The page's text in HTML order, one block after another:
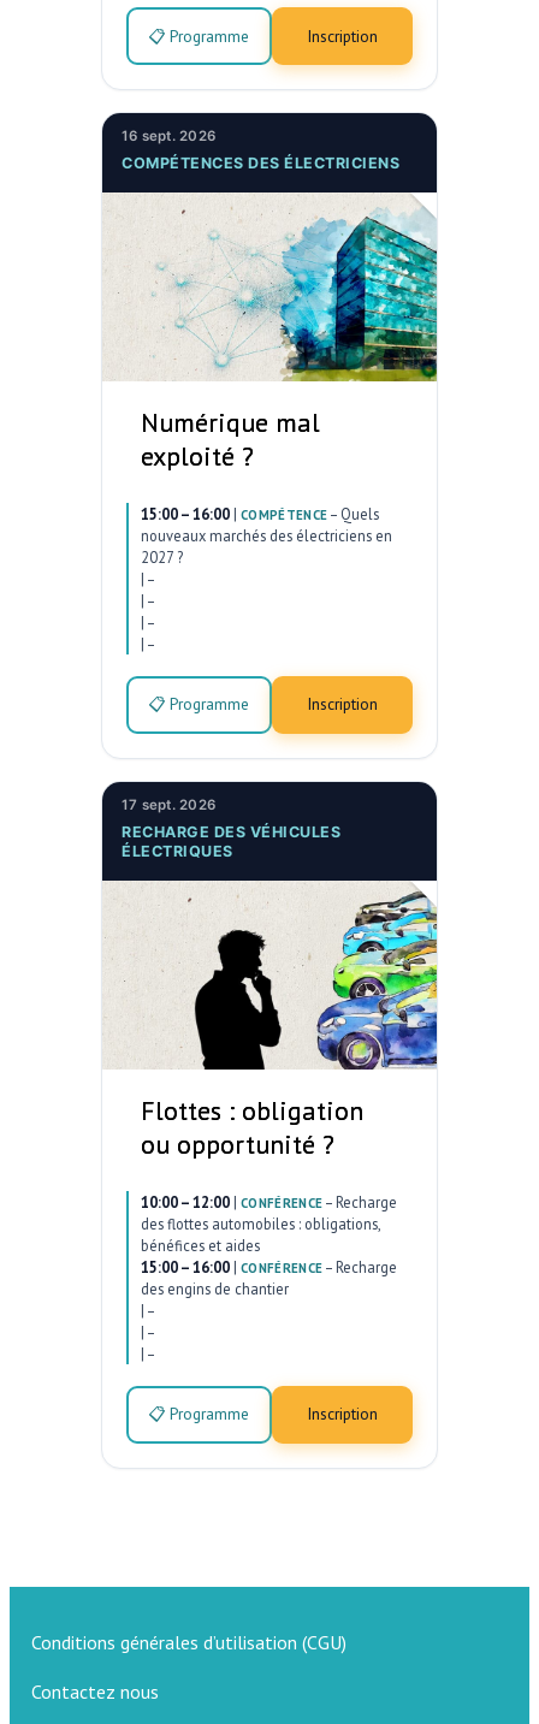
📋 Programme Inscription
16 sept. 2026
COMPÉTENCES DES ÉLECTRICIENS
Numérique mal
exploité ?
15:00 – 16:00 | COMPÉTENCE – Quels
nouveaux marchés des électriciens en
2027 ?
| –
| –
| –
| –
📋 Programme Inscription
17 sept. 2026
RECHARGE DES VÉHICULES
ÉLECTRIQUES
Flottes : obligation
ou opportunité ?
10:00 – 12:00 | CONFÉRENCE – Recharge
des flottes automobiles : obligations,
bénéfices et aides
15:00 – 16:00 | CONFÉRENCE – Recharge
des engins de chantier
| –
| –
| –
📋 Programme Inscription
Conditions générales d’utilisation (CGU)
Contactez nous